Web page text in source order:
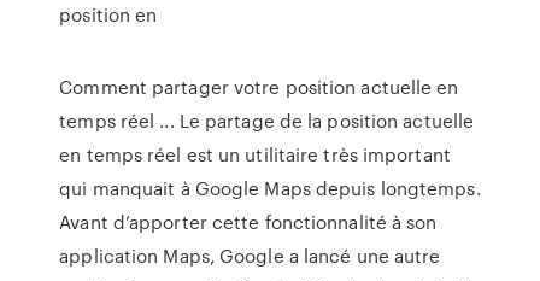
position en
Comment partager votre position actuelle en
temps réel ... Le partage de la position actuelle
en temps réel est un utilitaire très important
qui manquait à Google Maps depuis longtemps.
Avant d’apporter cette fonctionnalité à son
application Maps, Google a lancé une autre